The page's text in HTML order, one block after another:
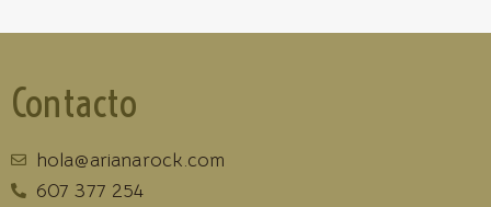
Contacto
hola@arianarock.com
607 377 254